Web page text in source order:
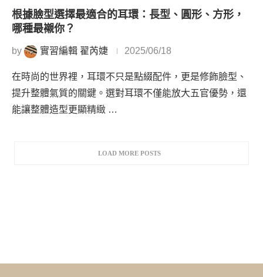
根據臉型選擇最適合的耳環：長型、圓形、方形，
哪種最襯你？
by 實習編輯 翟芮婕 2025/06/18
在時尚的世界裡，耳環不只是點綴配件，更是修飾臉型、
提升整體氣質的關鍵。選對耳環不僅能放大五官優勢，還
能讓整體造型更顯精緻 …
LOAD MORE POSTS